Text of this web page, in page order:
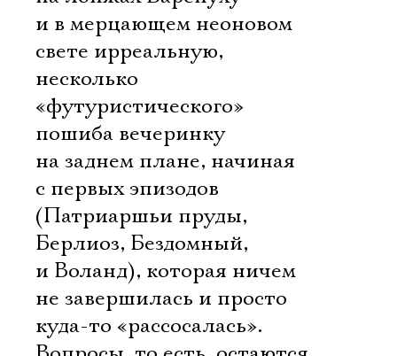
и в мерцающем неоновом
свете ирреальную,
несколько
«футуристического»
пошиба вечеринку
на заднем плане, начиная
с первых эпизодов
(Патриаршьи пруды,
Берлиоз, Бездомный,
и Воланд), которая ничем
не завершилась и просто
куда-то «рассосалась».